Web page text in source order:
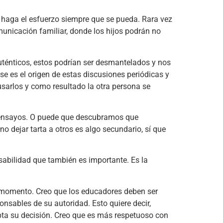
el esfuerzo siempre que se pueda. Rara vez
familiar, donde los hijos podrán no
estos podrían ser desmantelados y nos
es el origen de estas discusiones periódicas y
y como resultado la otra persona se
O puede que descubramos que
dejar tarta a otros es algo secundario, sí que
que también es importante. Es la
Creo que los educadores deben ser
de su autoridad. Esto quiere decir,
su decisión. Creo que es más respetuoso con